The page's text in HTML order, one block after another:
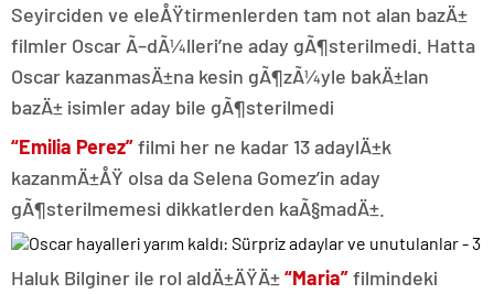
Seyirciden ve eleÅŸtirmenlerden tam not alan bazÄ±
filmler Oscar Ã–dÃ¼lleri’ne aday gÃ¶sterilmedi. Hatta
Oscar kazanmasÄ±na kesin gÃ¶zÃ¼yle bakÄ±lan
bazÄ± isimler aday bile gÃ¶sterilmedi
“Emilia Perez”filmi her ne kadar 13 adaylÄ±k
kazanmÄ±ÅŸ olsa da Selena Gomez’in aday
gÃ¶sterilmemesi dikkatlerden kaÃ§madÄ±.
Haluk Bilginer ile rol aldÄ±ÄŸÄ±“Maria”filmindeki